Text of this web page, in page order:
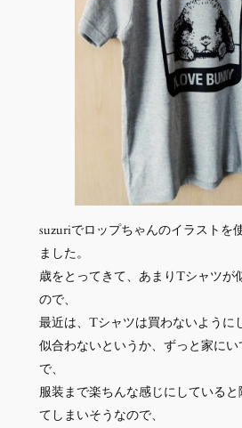
suzuriでロップちゃんのイラストを
ました。
歳をとってきて、あまりTシャツが
ので、
最近は、Tシャツは買わないように
似合わないというか、ずっと家に
で、
服装まで楽ちんな感じにしている
てしまいそうなので、